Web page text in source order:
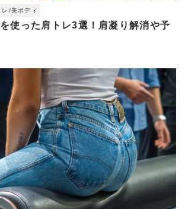
レ/美ボディ
使った肩トレ3選！肩凝り解消や予